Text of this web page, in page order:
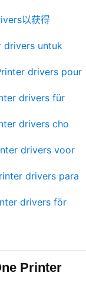
以获得
drivers untuk
drivers pour
drivers für
drivers cho
drivers voor
drivers para
drivers för
Printer